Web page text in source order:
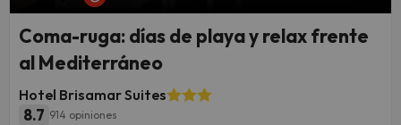
Coma-ruga: días de playa y relax frente
al Mediterráneo
Hotel Brisamar Suites
8.7 914 opiniones